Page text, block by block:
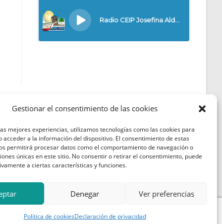
Gestionar el consentimiento de las cookies
mejores experiencias, utilizamos tecnologías como las cookies para
acceder a la información del dispositivo. El consentimiento de estas
permitirá procesar datos como el comportamiento de navegación o
únicas en este sitio. No consentir o retirar el consentimiento, puede
a ciertas características y funciones.
Denegar Ver preferencias
Política de cookiesDeclaración de privacidad
Política de Cookies
Política de Privacidad